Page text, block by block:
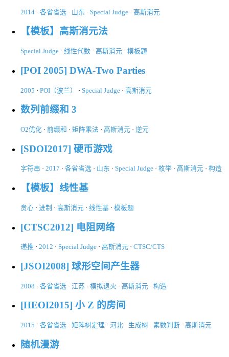
2014 · 各省省选 · 山东 · Special Judge · 高斯消元
【模板】高斯消元法
Special Judge · 线性代数 · 高斯消元 · 模板题
[POI 2005] DWA-Two Parties
2005 · POI（波兰） · Special Judge · 高斯消元
数列前缀和 3
O2优化 · 前缀和 · 矩阵乘法 · 高斯消元 · 逆元
[SDOI2017] 硬币游戏
字符串 · 2017 · 各省省选 · 山东 · Special Judge · 枚举 · 高斯消元 · 构造
【模板】线性基
贪心 · 进制 · 高斯消元 · 线性基 · 模板题
[CTSC2012] 电阻网络
递推 · 2012 · Special Judge · 高斯消元 · CTSC/CTS
[JSOI2008] 球形空间产生器
2008 · 各省省选 · 江苏 · 模拟退火 · 高斯消元 · 构造
[HEOI2015] 小 Z 的房间
2015 · 各省省选 · 矩阵树定理 · 河北 · 生成树 · 素数判断 · 高斯消元
随机漫游